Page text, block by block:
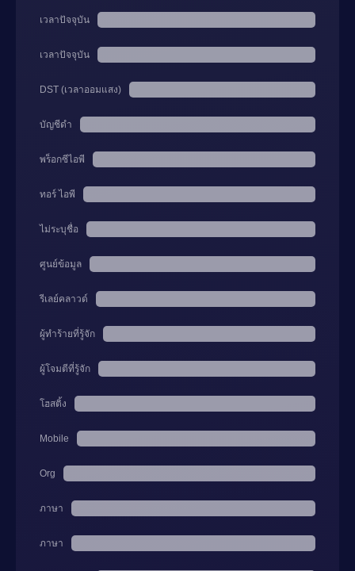
เวลาปัจจุบัน
เวลาปัจจุบัน
DST (เวลาออมแสง)
บัญชีดำ
พร็อกซีไอพี
ทอร์ ไอพี
ไม่ระบุชื่อ
ศูนย์ข้อมูล
รีเลย์คลาวด์
ผู้ทำร้ายที่รู้จัก
ผู้โจมตีที่รู้จัก
โฮสติ้ง
Mobile
Org
ภาษา
ภาษา